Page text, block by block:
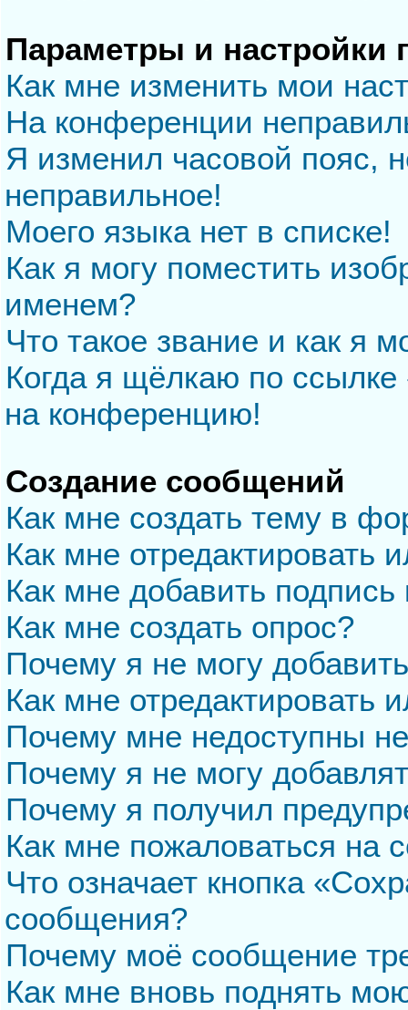
Параметры и настройки
Как мне изменить мои
На конференции
Я изменил часовой пояс,
неправильное!
Моего языка нет в списке!
Как я могу поместить
именем?
Что такое звание и как я
Когда я щёлкаю по
на конференцию!
Создание сообщений
Как мне создать тему в
Как мне отредактировать
Как мне добавить
Как мне создать опрос?
Почему я не могу
Как мне отредактировать
Почему мне недоступны
Почему я не могу
Почему я получил
Как мне пожаловаться на
Что означает кнопка
сообщения?
Почему моё сообщение
Как мне вновь поднять